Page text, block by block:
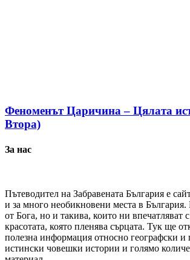
Феноменът Царичина – Цялата
Втора)
За нас
Пътеводител на Забравената България е
и за много необикновени места в България.
от Бога, но и такива, които ни впечатляват
красотата, която пленява сърцата. Тук ще
полезна информация относно географски и
истински човешки истории и голямо